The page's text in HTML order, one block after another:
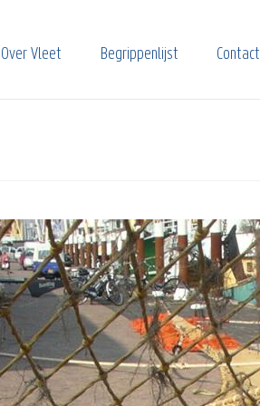
Over Vleet Begrippenlijst Contact